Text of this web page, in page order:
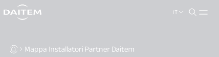
IT
search.label
Mappa Installatori Partner Daitem